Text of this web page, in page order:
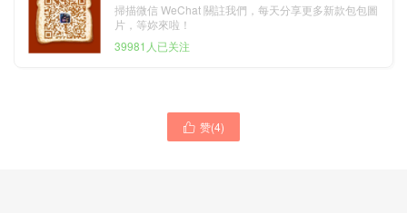
掃描微信 WeChat 關註我們，每天分享更多新款包包圖
片，等妳來啦！
39981人已关注
 赞(4)
Hermes Birkin 25 Touch
CK73寶石藍Blue
sapphire/7K Bleu Abysse深